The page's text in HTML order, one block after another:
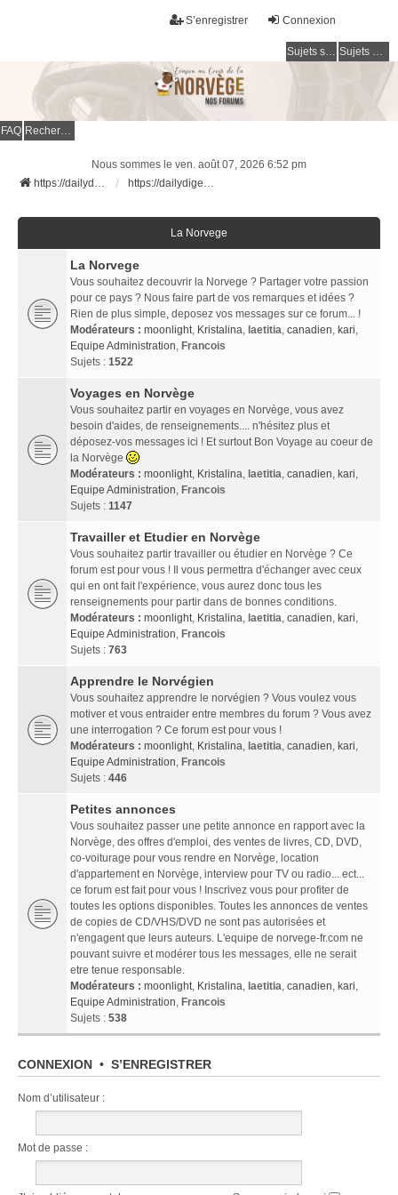
Connexion
S’enregistrer
Sujets sans réponse Sujets actifs
FAQ Rechercher
Nous sommes le ven. août 07, 2026 6:52 pm
https://dailydigesthub.com
https://dailydigesthub.com
La Norvege
La Norvege
Vous souhaitez decouvrir la Norvege ? Partager votre passion
pour ce pays ? Nous faire part de vos remarques et idées ?
Rien de plus simple, deposez vos messages sur ce forum... !
Modérateurs : moonlight, Kristalina, laetitia, canadien, kari,
Equipe Administration, Francois
Sujets : 1522
Voyages en Norvège
Vous souhaitez partir en voyages en Norvège, vous avez
besoin d'aides, de renseignements.... n'hésitez plus et
déposez-vos messages ici ! Et surtout Bon Voyage au coeur de
la Norvège
Modérateurs : moonlight, Kristalina, laetitia, canadien, kari,
Equipe Administration, Francois
Sujets : 1147
Travailler et Etudier en Norvège
Vous souhaitez partir travailler ou étudier en Norvège ? Ce
forum est pour vous ! Il vous permettra d'échanger avec ceux
qui en ont fait l'expérience, vous aurez donc tous les
renseignements pour partir dans de bonnes conditions.
Modérateurs : moonlight, Kristalina, laetitia, canadien, kari,
Equipe Administration, Francois
Sujets : 763
Apprendre le Norvégien
Vous souhaitez apprendre le norvégien ? Vous voulez vous
motiver et vous entraider entre membres du forum ? Vous avez
une interrogation ? Ce forum est pour vous !
Modérateurs : moonlight, Kristalina, laetitia, canadien, kari,
Equipe Administration, Francois
Sujets : 446
Petites annonces
Vous souhaitez passer une petite annonce en rapport avec la
Norvège, des offres d'emploi, des ventes de livres, CD, DVD,
co-voiturage pour vous rendre en Norvège, location
d'appartement en Norvège, interview pour TV ou radio... ect...
ce forum est fait pour vous ! Inscrivez vous pour profiter de
toutes les options disponibles. Toutes les annonces de ventes
de copies de CD/VHS/DVD ne sont pas autorisées et
n'engagent que leurs auteurs. L'equipe de norvege-fr.com ne
pouvant suivre et modérer tous les messages, elle ne serait
etre tenue responsable.
Modérateurs : moonlight, Kristalina, laetitia, canadien, kari,
Equipe Administration, Francois
Sujets : 538
CONNEXION • S’ENREGISTRER
Nom d’utilisateur :
Mot de passe :